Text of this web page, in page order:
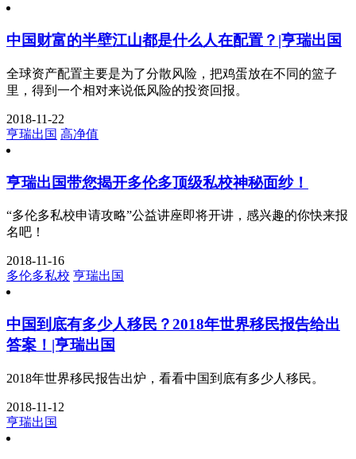
中国财富的半壁江山都是什么人在配置？|亨瑞出国
全球资产配置主要是为了分散风险，把鸡蛋放在不同的篮子
里，得到一个相对来说低风险的投资回报。
2018-11-22
亨瑞出国 高净值
亨瑞出国带您揭开多伦多顶级私校神秘面纱！
“多伦多私校申请攻略”公益讲座即将开讲，感兴趣的你快来报
名吧！
2018-11-16
多伦多私校 亨瑞出国
中国到底有多少人移民？2018年世界移民报告给出
答案！|亨瑞出国
2018年世界移民报告出炉，看看中国到底有多少人移民。
2018-11-12
亨瑞出国